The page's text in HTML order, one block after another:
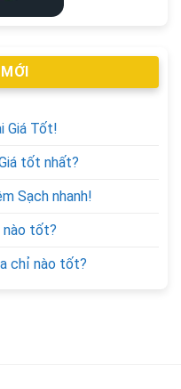
Giá Tốt!
tốt nhất?
Sạch nhanh!
nào tốt?
chỉ nào tốt?